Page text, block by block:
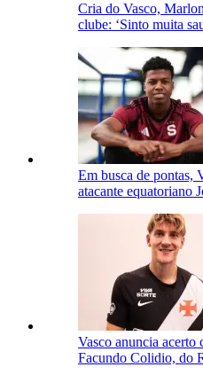
Cria do Vasco,
clube: ‘Sinto muita
Em busca de pontas,
atacante equatoriano
Vasco anuncia acerto
Facundo Colidio, do